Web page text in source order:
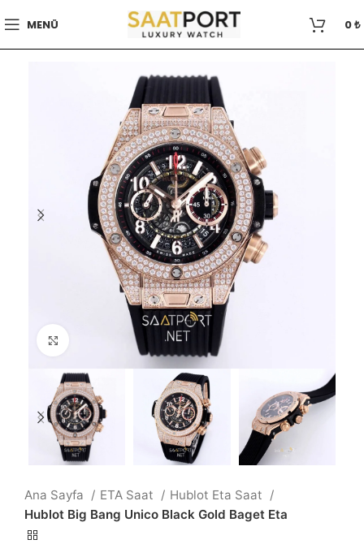
MENÜ 0₺
Büyütmek için tıklayın
Ana Sayfa ETA Saat
Hublot Eta Saat
Hublot Big Bang Unico Black Gold Baget Eta